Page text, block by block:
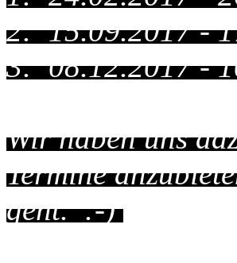
2: 15.09.2017 -
3: 08.12.2017 -
Wir haben uns
Termine
geht. :-)